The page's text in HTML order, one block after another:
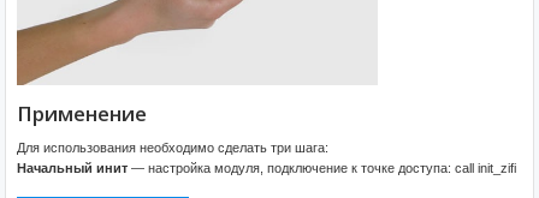
Применение
Для использования необходимо сделать три шага:
Начальный инит — настройка модуля, подключение к точке доступа: call init_zifi